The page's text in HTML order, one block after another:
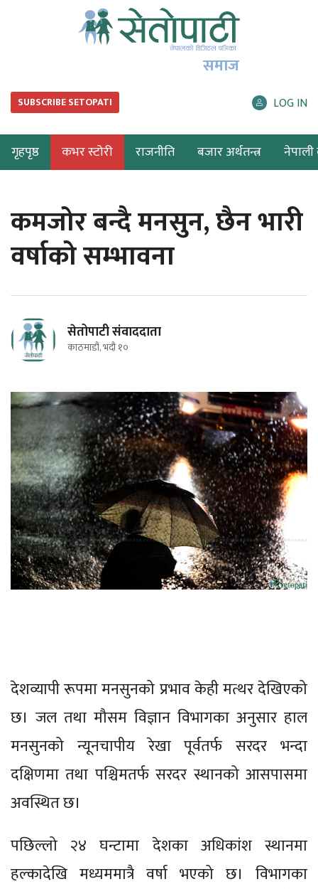
समाज
SUBSCRIBE SETOPATI LOG IN
गृहपृष्ठ कभर स्टोरी राजनीति बजार अर्थतन्त्र नेपाली
कमजोर बन्दै मनसुन, छैन भारी
वर्षाको सम्भावना
सेतोपाटी संवाददाता
काठमाडौं, भदौ १०
देशव्यापी रूपमा मनसुनको प्रभाव केही मत्थर देखिएको
छ। जल तथा मौसम विज्ञान विभागका अनुसार हाल
मनसुनको न्यूनचापीय रेखा पूर्वतर्फ सरदर भन्दा
दक्षिणमा तथा पश्चिमतर्फ सरदर स्थानको आसपासमा
अवस्थित छ।
पछिल्लो २४ घन्टामा देशका अधिकांश स्थानमा
हल्कादेखि मध्यममात्रै वर्षा भएको छ। विभागका